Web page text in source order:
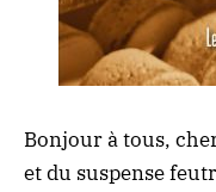
Bonjour à tous,
et du suspense